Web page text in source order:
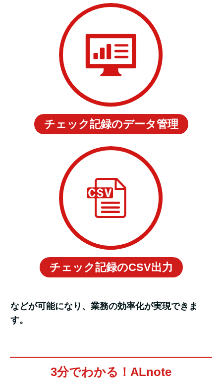
チェック記録のデータ管理
チェック記録のCSV出力
などが可能になり、業務の効率化が実現できま
す。
3分でわかる！ALnote